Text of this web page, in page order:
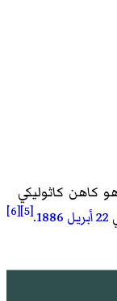
كاهن كاثوليكي
22 أبريل 1886
.
[5]
[6]